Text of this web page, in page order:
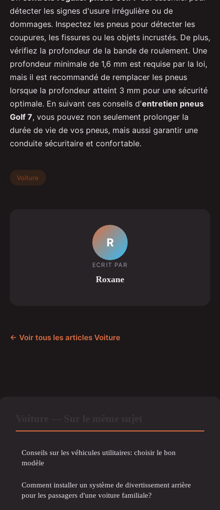
détecter les signes d'usure irrégulière ou de
dommages. Inspectez les pneus pour détecter les
coupures, les fissures ou les objets incrustés. De plus,
vérifiez la profondeur de la bande de roulement. Une
profondeur minimale de 1,6 mm est requise par la loi,
mais il est recommandé de remplacer les pneus
lorsque la profondeur atteint 3 mm pour une sécurité
optimale. En suivant ces conseils d'entretien pneus
Golf 7, vous pouvez non seulement prolonger la
durée de vie de vos pneus, mais aussi garantir une
conduite sécuritaire et confortable.
Voiture
R
ECRIT PAR
Roxane
← Voir tous les articles Voiture
Conseils sur les véhicules utilitaires: choisir le bon
modèle
Comment installer un système de divertissement arrière
pour les passagers d'une voiture familiale?